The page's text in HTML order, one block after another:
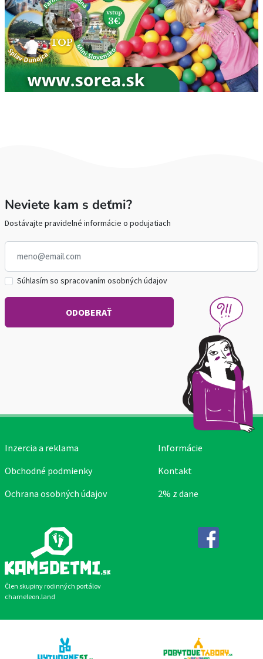
Neviete kam s deťmi?
Dostávajte pravidelné informácie o podujatiach
Súhlasím so spracovaním osobných údajov
Člen skupiny rodinných portálov
chameleon.land
Inzercia a reklama
Obchodné podmienky
Ochrana osobných údajov
Informácie
Kontakt
2% z dane